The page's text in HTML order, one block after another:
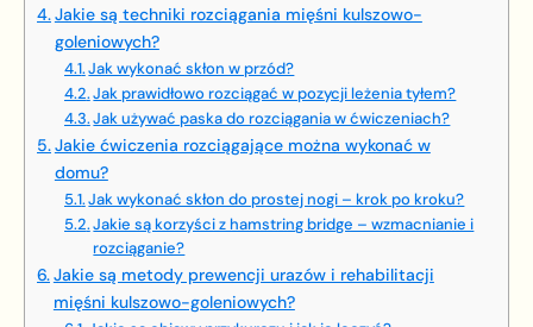
Jakie są techniki rozciągania mięśni kulszowo-
goleniowych?
Jak wykonać skłon w przód?
Jak prawidłowo rozciągać w pozycji leżenia tyłem?
Jak używać paska do rozciągania w ćwiczeniach?
Jakie ćwiczenia rozciągające można wykonać w
domu?
Jak wykonać skłon do prostej nogi – krok po kroku?
Jakie są korzyści z hamstring bridge – wzmacnianie i
rozciąganie?
Jakie są metody prewencji urazów i rehabilitacji
mięśni kulszowo-goleniowych?